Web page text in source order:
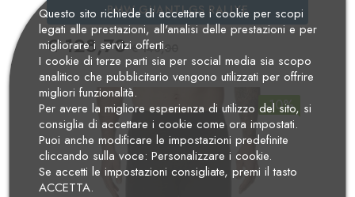
BMW GUANTI GS RALLYE
Prezzo
€ 128,70 Prezzo Standard
€ 143,00
-10%
Questo sito richiede di accettare i cookie per scopi
legati alle prestazioni, all'analisi delle prestazioni e per
migliorare i servizi offerti.
I cookie di terze parti sia per social media sia scopo
analitico che pubblicitario vengono utilizzati per offrire
migliori funzionalità.
Per avere la migliore esperienza di utilizzo del sito, si
consiglia di accettare i cookie come ora impostati.
Puoi anche modificare le impostazioni predefinite
cliccando sulla voce: Personalizzare i cookie.
Se accetti le impostazioni consigliate, premi il tasto
ACCETTA.